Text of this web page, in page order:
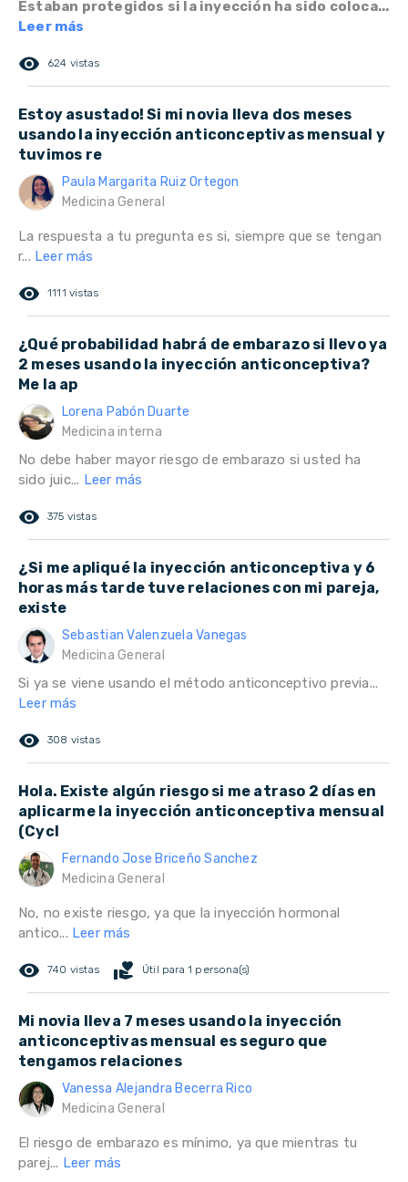
Estaban protegidos si la inyección ha sido coloca...
Leer más
remove_red_eye 624 vistas
Estoy asustado! Si mi novia lleva dos meses
usando la inyección anticonceptivas mensual y
tuvimos re
Paula Margarita Ruiz Ortegon
Medicina General
La respuesta a tu pregunta es si, siempre que se tengan
r... Leer más
remove_red_eye 1111 vistas
¿Qué probabilidad habrá de embarazo si llevo ya
2 meses usando la inyección anticonceptiva?
Me la ap
Lorena Pabón Duarte
Medicina interna
No debe haber mayor riesgo de embarazo si usted ha
sido juic... Leer más
remove_red_eye 375 vistas
¿Si me apliqué la inyección anticonceptiva y 6
horas más tarde tuve relaciones con mi pareja,
existe
Sebastian Valenzuela Vanegas
Medicina General
Si ya se viene usando el método anticonceptivo previa...
Leer más
remove_red_eye 308 vistas
Hola. Existe algún riesgo si me atraso 2 días en
aplicarme la inyección anticonceptiva mensual
(Cycl
Fernando Jose Briceño Sanchez
Medicina General
No, no existe riesgo, ya que la inyección hormonal
antico... Leer más
remove_red_eye 740 vistas volunteer_activism Útil para 1 persona(s)
Mi novia lleva 7 meses usando la inyección
anticonceptivas mensual es seguro que
tengamos relaciones
Vanessa Alejandra Becerra Rico
Medicina General
El riesgo de embarazo es mínimo, ya que mientras tu
parej... Leer más